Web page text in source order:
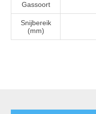
Gassoort
Snijbereik
(mm)